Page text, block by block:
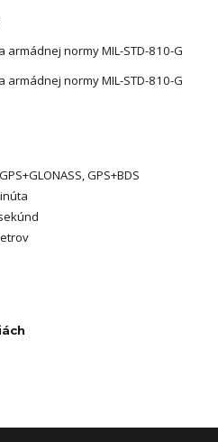
armádnej normy MIL-STD-810-G
armádnej normy MIL-STD-810-G
GPS+BDS